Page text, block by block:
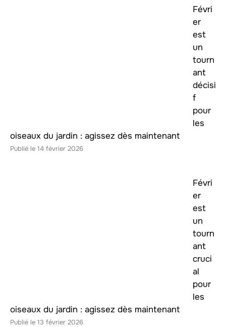
Févri
er
est
un
tourn
ant
décisi
f
pour
les
oiseaux du jardin : agissez dès maintenant
14 février 2026
Févri
er
est
un
tourn
ant
cruci
al
pour
les
oiseaux du jardin : agissez dès maintenant
13 février 2026